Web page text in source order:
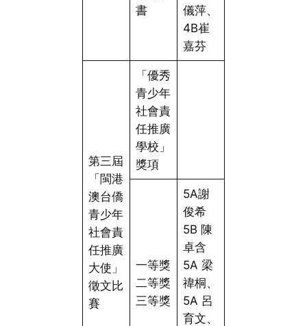
書
儀萍、
4B崔
嘉芬
第三屆
「閩港
澳台僑
青少年
社會責
任推廣
大使」
徵文比
賽
「優秀
青少年
社會責
任推廣
學校」
獎項
一等獎
二等獎
三等獎
5A謝
俊希
5B 陳
卓含
5A 梁
禕桐、
5A 呂
育文、